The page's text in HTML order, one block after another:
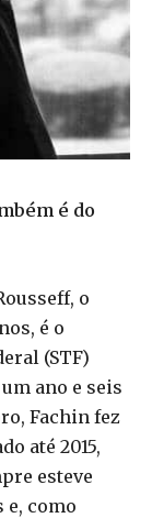
é do
o
é o
(STF)
ano e seis
Fachin fez
até 2015,
esteve
e, como